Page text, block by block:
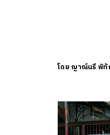
โดย ญาณ์นรี พิทั